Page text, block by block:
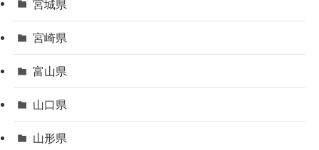
宮城県
宮崎県
富山県
山口県
山形県